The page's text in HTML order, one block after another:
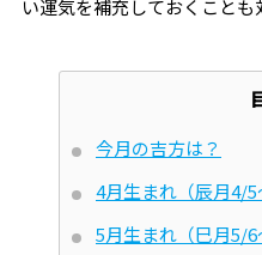
い運気を補充しておくことも
今月の吉方は？
4月生まれ（辰月
5月生まれ（巳月